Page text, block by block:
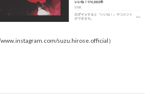
www.instagram.com/suzu.hirose.official）